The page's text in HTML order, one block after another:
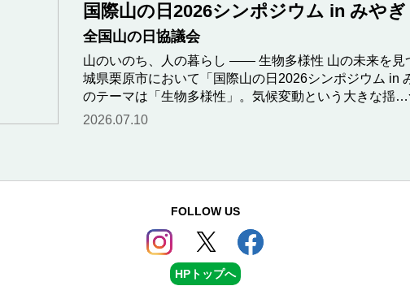
国際山の日2026シンポジウム in みや
全国山の日協議会
山のいのち、人の暮らし ―― 生物多様性 山の未来を見
城県栗原市において「国際山の日2026シンポジウム in
のテーマは「生物多様性」。気候変動という大きな揺
2026.07.10
FOLLOW US
HPトップへ